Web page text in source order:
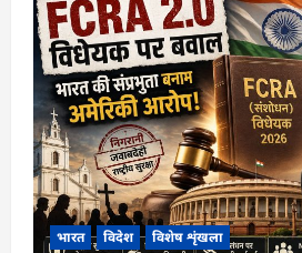
भारत विदेश विशेष शृंखला